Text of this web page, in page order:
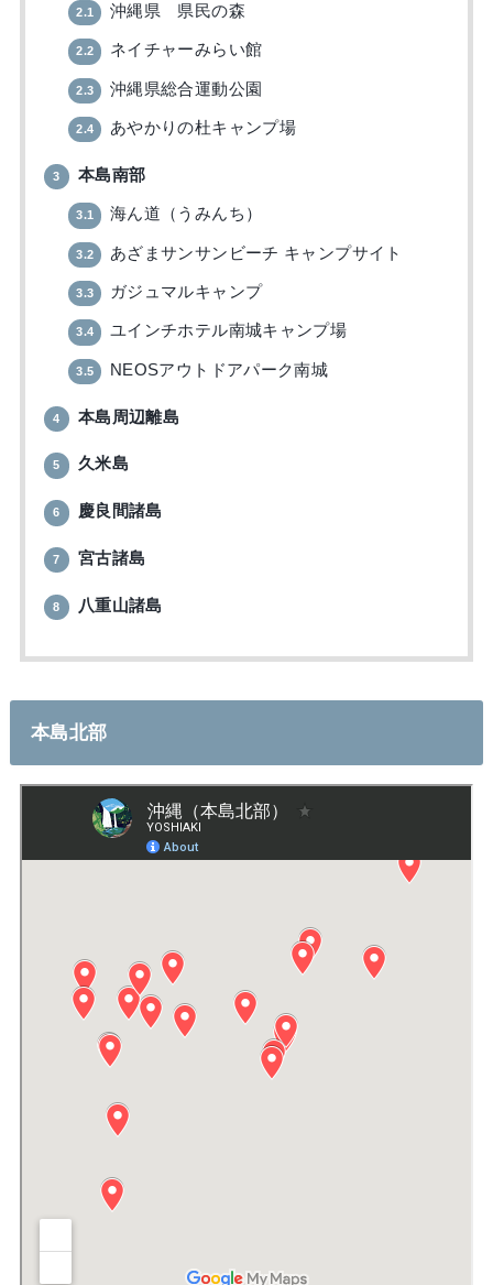
2.1 沖縄県 県民の森
2.2 ネイチャーみらい館
2.3 沖縄県総合運動公園
2.4 あやかりの杜キャンプ場
3 本島南部
3.1 海ん道（うみんち）
3.2 あざまサンサンビーチ キャンプサイト
3.3 ガジュマルキャンプ
3.4 ユインチホテル南城キャンプ場
3.5 NEOSアウトドアパーク南城
4 本島周辺離島
5 久米島
6 慶良間諸島
7 宮古諸島
8 八重山諸島
本島北部